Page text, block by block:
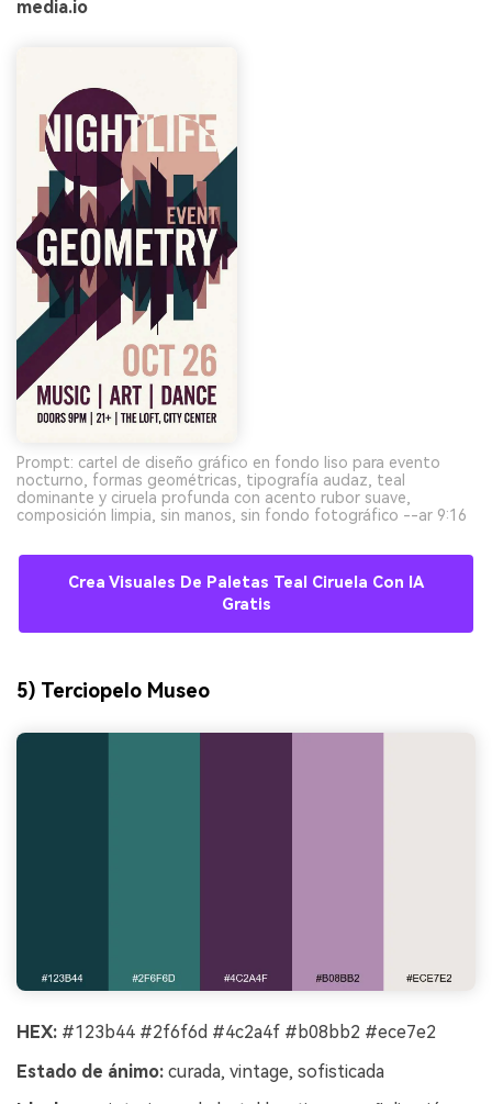
media.io
Prompt: cartel de diseño gráfico en fondo liso para evento
nocturno, formas geométricas, tipografía audaz, teal
dominante y ciruela profunda con acento rubor suave,
composición limpia, sin manos, sin fondo fotográfico --ar 9:16
Crea Visuales De Paletas Teal Ciruela Con IA
Gratis
5) Terciopelo Museo
HEX: #123b44 #2f6f6d #4c2a4f #b08bb2 #ece7e2
Estado de ánimo: curada, vintage, sofisticada